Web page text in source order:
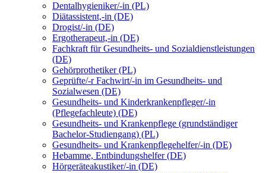
Dentalhygieniker/-in (PL)
Diätassistent,-in (DE)
Drogist/-in (DE)
Ergotherapeut,-in (DE)
Fachkraft für Gesundheits- und Sozialdienstleistungen
(DE)
Gehörprothetiker (PL)
Geprüfte/-r Fachwirt/-in im Gesundheits- und
Sozialwesen (DE)
Gesundheits- und Kinderkrankenpfleger/-in
(Pflegefachleute) (DE)
Gesundheits- und Krankenpflege (grundständiger
Bachelor-Studiengang) (PL)
Gesundheits- und Krankenpflegehelfer/-in (DE)
Hebamme, Entbindungshelfer (DE)
Hörgeräteakustiker/-in (DE)